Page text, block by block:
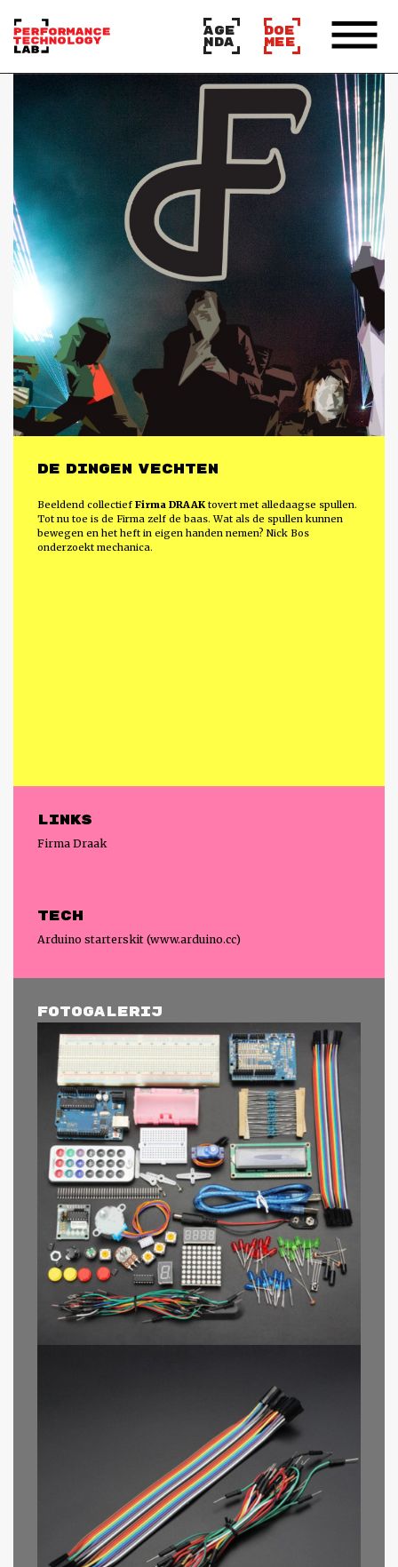
AGE
NDA
DOE
MEE
DE DINGEN VECHTEN
Beeldend collectiefFirma DRAAKtovert met alledaagse spullen.
Tot nu toe is de Firma zelf de baas. Wat als de spullen kunnen
bewegen en het heft in eigen handen nemen? Nick Bos
onderzoekt mechanica.
Links
Firma Draak
Tech
Arduino starterskit (www.arduino.cc)
Fotogalerij